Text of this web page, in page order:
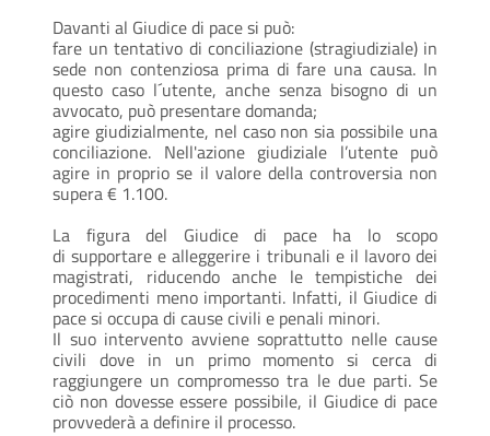
Davanti al Giudice di pace si può:
fare un tentativo di conciliazione (stragiudiziale) in
sede non contenziosa prima di fare una causa. In
questo caso l´utente, anche senza bisogno di un
avvocato, può presentare domanda;
agire giudizialmente, nel caso non sia possibile una
conciliazione. Nell'azione giudiziale l’utente può
agire in proprio se il valore della controversia non
supera € 1.100.
La figura del Giudice di pace ha lo scopo
di supportare e alleggerire i tribunali e il lavoro dei
magistrati, riducendo anche le tempistiche dei
procedimenti meno importanti. Infatti, il Giudice di
pace si occupa di cause civili e penali minori.
Il suo intervento avviene soprattutto nelle cause
civili dove in un primo momento si cerca di
raggiungere un compromesso tra le due parti. Se
ciò non dovesse essere possibile, il Giudice di pace
provvederà a definire il processo.